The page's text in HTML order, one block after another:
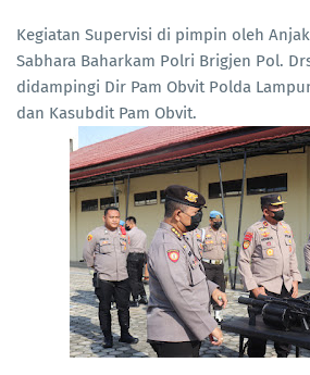
Kegiatan Supervisi di pimpin oleh
Sabhara Baharkam Polri Brigjen Pol.
didampingi Dir Pam Obvit Polda
dan Kasubdit Pam Obvit.